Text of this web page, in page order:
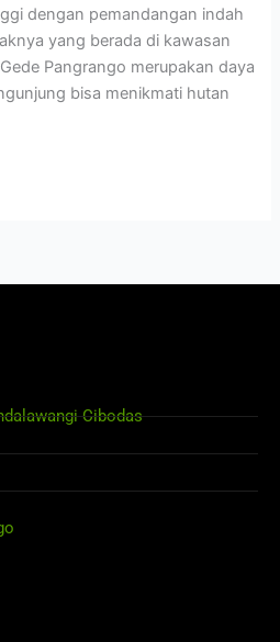
dengan pemandangan indah
yang berada di kawasan
Pangrango merupakan daya
bisa menikmati hutan
Cibodas